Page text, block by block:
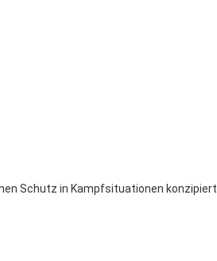
Schutz in Kampfsituationen konzipiert.